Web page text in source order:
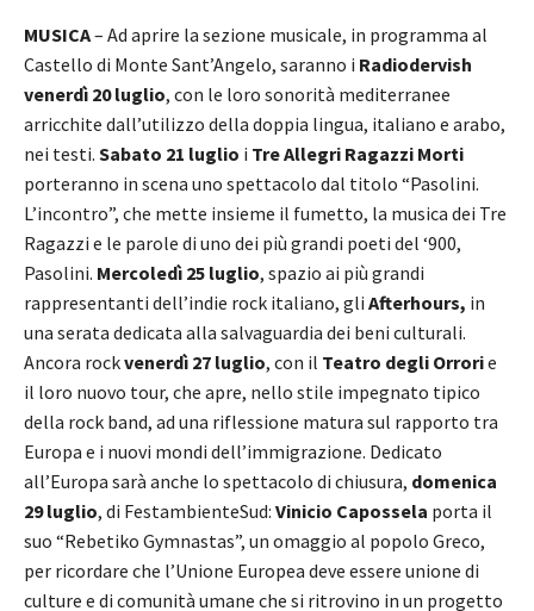
MUSICA– Ad aprire la sezione musicale, in programma al
Castello di Monte Sant’Angelo, saranno i Radiodervish
venerdì 20 luglio, con le loro sonorità mediterranee
arricchite dall’utilizzo della doppia lingua, italiano e arabo,
nei testi. Sabato 21 luglio i Tre Allegri Ragazzi Morti
porteranno in scena uno spettacolo dal titolo “Pasolini.
L’incontro”, che mette insieme il fumetto, la musica dei Tre
Ragazzi e le parole di uno dei più grandi poeti del ‘900,
Pasolini. Mercoledì 25 luglio, spazio ai più grandi
rappresentanti dell’indie rock italiano, gli Afterhours, in
una serata dedicata alla salvaguardia dei beni culturali.
Ancora rockvenerdì 27 luglio, con il Teatro degli Orrorie
il loro nuovo tour, che apre, nello stile impegnato tipico
della rock band, ad una riflessione matura sul rapporto tra
Europa e i nuovi mondi dell’immigrazione. Dedicato
all’Europa sarà anche lo spettacolo di chiusura, domenica
29 luglio, di FestambienteSud: Vinicio Capossela porta il
suo “Rebetiko Gymnastas”, un omaggio al popolo Greco,
per ricordare che l’Unione Europea deve essere unione di
culture e di comunità umane che si ritrovino in un progetto